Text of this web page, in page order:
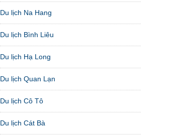
Du lịch Na Hang
Du lịch Bình Liêu
Du lịch Hạ Long
Du lịch Quan Lạn
Du lịch Cô Tô
Du lịch Cát Bà